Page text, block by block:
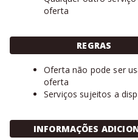
oferta
REGRAS
Oferta não pode ser
oferta
Serviços sujeitos a
INFORMAÇÕES